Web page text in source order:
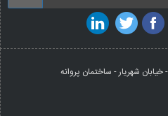
شهریار - ساختمان پروانه